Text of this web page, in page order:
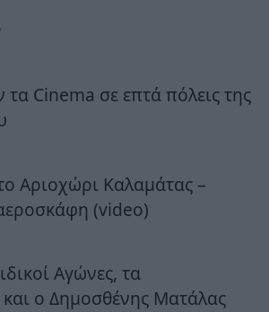
Cinema σε επτά πόλεις της
Αριοχώρι Καλαμάτας –
(video)
Αγώνες, τα
ο Δημοσθένης Ματάλας